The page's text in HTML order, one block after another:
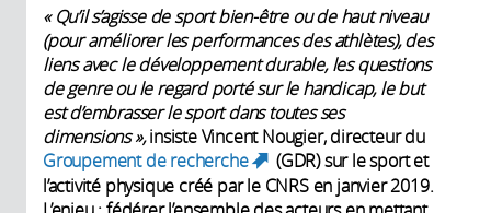
« Qu’il s’agisse de sport bien-être ou de haut niveau
(pour améliorer les performances des athlètes), des
liens avec le développement durable, les questions
de genre ou le regard porté sur le handicap, le but
est d’embrasser le sport dans toutes ses
dimensions »,insiste Vincent Nougier, directeur du
Groupement de recherche
(link is external)
(GDR) sur le sport et
l’activité physique créé par le CNRS en janvier 2019.